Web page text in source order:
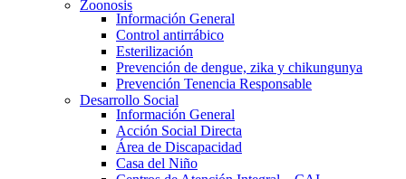
Zoonosis
Información General
Control antirrábico
Esterilización
Prevención de dengue, zika y chikungunya
Prevención Tenencia Responsable
Desarrollo Social
Información General
Acción Social Directa
Área de Discapacidad
Casa del Niño